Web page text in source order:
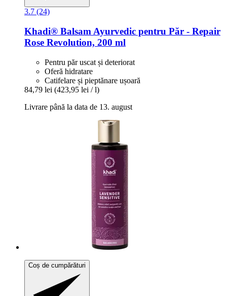
3.7 (24)
Khadi® Balsam Ayurvedic pentru Păr -​ Repair
Rose Revolution, 200 ml
Pentru păr uscat și deteriorat
Oferă hidratare
Catifelare și pieptănare ușoară
84,79 lei (423,95 lei / l)
Livrare până la data de 13. august
Coș de cumpărături